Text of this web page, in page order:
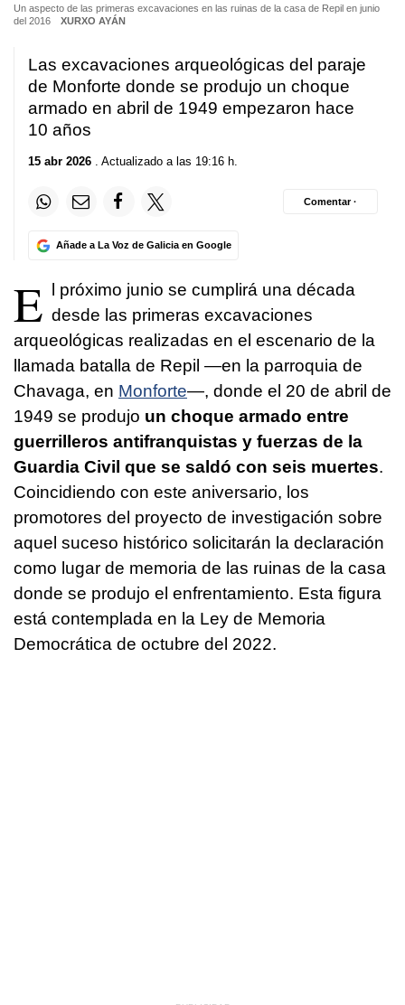
Un aspecto de las primeras excavaciones en las ruinas de la casa de Repil en junio
del 2016
XURXO AYÁN
Las excavaciones arqueológicas del paraje
de Monforte donde se produjo un choque
armado en abril de 1949 empezaron hace
10 años
15 abr 2026 . Actualizado a las 19:16 h.
Añade a La Voz de Galicia en Google
Comentar ·
E
l próximo junio se cumplirá una década
desde las primeras excavaciones
arqueológicas realizadas en el escenario de la
llamada batalla de Repil —en la parroquia de
Chavaga, en Monforte—, donde el 20 de abril de
1949 se produjo un choque armado entre
guerrilleros antifranquistas y fuerzas de la
Guardia Civil que se saldó con seis muertes.
Coincidiendo con este aniversario, los
promotores del proyecto de investigación sobre
aquel suceso histórico solicitarán la declaración
como lugar de memoria de las ruinas de la casa
donde se produjo el enfrentamiento. Esta figura
está contemplada en la Ley de Memoria
Democrática de octubre del 2022.